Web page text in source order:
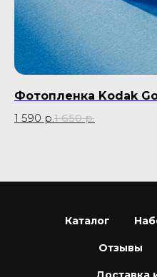
Фотопленка Kodak
1 590 р.1 650 р.
Каталог
Отзывы